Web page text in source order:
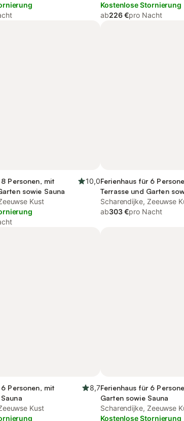
Kostenlose Stornierung
ab226 €pro Nacht
Personen, mit
sowie Sauna
10,0
Kust
Ferienhaus für 6
Terrasse und Garten
Scharendijke, Zeeuwse
ab303 €pro Nacht
Personen, mit
8,7
Kust
Ferienhaus für 6
Garten sowie Sauna
Scharendijke, Zeeuwse
Kostenlose Stornierung